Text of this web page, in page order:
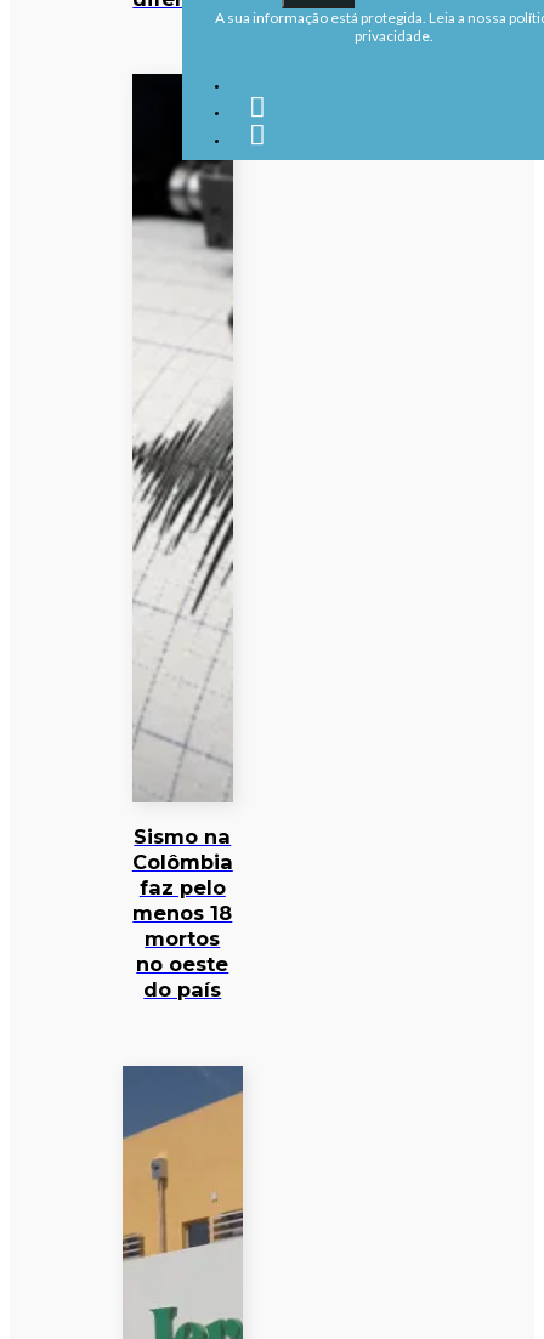
Sismo na
Colômbia
faz pelo
menos 18
mortos
no oeste
do país
A sua informação está protegida. Leia a nossa
privacidade.